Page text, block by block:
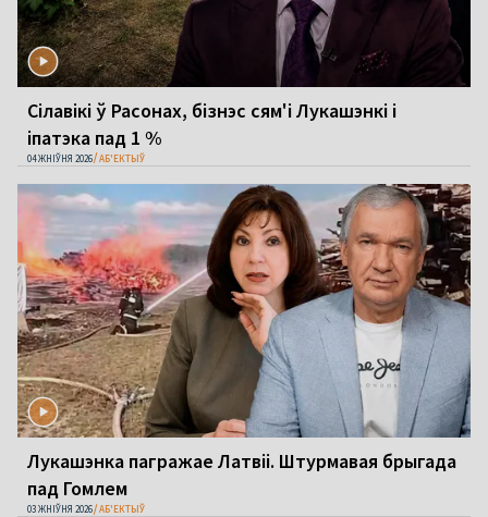
Сілавікі ў Расонах, бізнэс сям'і Лукашэнкі і
іпатэка пад 1 %
04 ЖНІЎНЯ 2026 АБ'ЕКТЫЎ
Лукашэнка пагражае Латвіі. Штурмавая брыгада
пад Гомлем
03 ЖНІЎНЯ 2026 АБ'ЕКТЫЎ